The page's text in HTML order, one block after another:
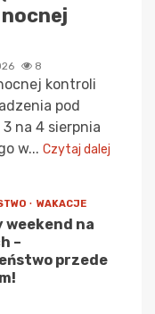
8
kontroli
pod
na 4 sierpnia
w... Czytaj dalej
WAKACJE
weekend na
–
przede